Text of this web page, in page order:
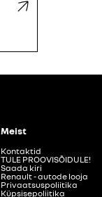
Meist
Kontaktid
TULE PROOVISÕIDULE!
Saada kiri
Renault - autode looja
Privaatsuspoliitika
Küpsisepoliitika